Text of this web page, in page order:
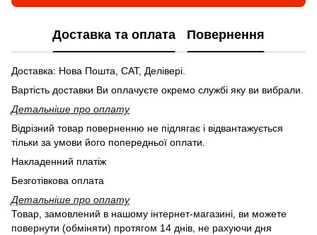
Доставка та оплата Повернення
Доставка: Нова Пошта, САТ, Делівері.
Вартість доставки Ви оплачуєте окремо службі яку ви вибрали.
Детальніше про оплату
Відрізний товар поверненню не підлягає і відвантажується
тільки за умови його попередньої оплати.
Накладенний платіж
Безготівкова оплата
Детальніше про оплату
Товар, замовлений в нашому інтернет-магазині, ви можете
повернути (обміняти) протягом 14 днів, не рахуючи дня